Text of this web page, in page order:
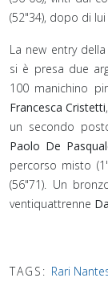
(52"34), dopo di
La new entry
si è presa due
100 manichino
Francesca Cristetti
un secondo
Paolo De
percorso misto
(56"71). Un
ventiquattrenne
TAGS: Rari